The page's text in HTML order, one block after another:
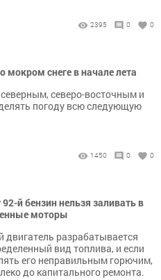
2395 0 0
мокром снеге в начале лета
северо-восточным и
погоду всю следующую
1450 0 0
й бензин нельзя заливать в
моторы
разрабатывается
вид топлива, и если
его неправильным горючим,
до капитального ремонта.